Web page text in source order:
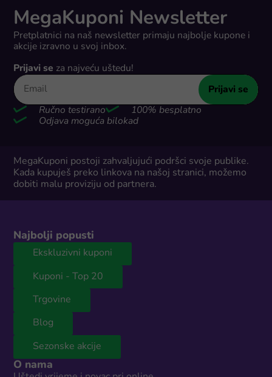
MegaKuponi Newsletter
Pretplatnici na naš newsletter primaju najbolje kupone i
akcije izravno u svoj inbox.
Prijavi se za najveću uštedu!
Prijavi se
Ručno testirano
100% besplatno
Odjava moguća bilokad
MegaKuponi postoji zahvaljujući podršci svoje publike.
Kada kupuješ preko linkova na našoj stranici, možemo
dobiti malu proviziju od partnera.
Najbolji popusti
Ekskluzivni kuponi
Kuponi - Top 20
Trgovine
Blog
Sezonske akcije
O nama